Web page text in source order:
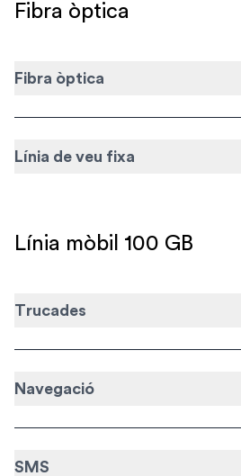
Fibra òptica
Fibra òptica
Línia de veu fixa
Línia mòbil 100 GB
Trucades
Navegació
SMS